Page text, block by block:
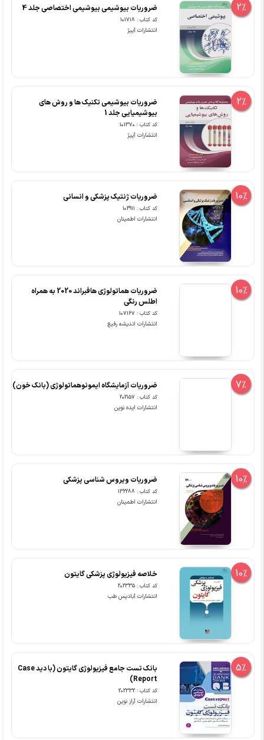
2% ضروریات بیوشیمی بیوشیمی اختصاصی جلد 4
کد کتاب : 101718
انتشارات آییژ
2%
ضروریات بیوشیمی تکنیک ها و روش های
بیوشیمیایی جلد 1
کد کتاب : 101370
انتشارات آییژ
10% ضروریات ژنتیک پزشکی و انسانی
کد کتاب : 102911
انتشارات اطمینان
10%
ضروریات هماتولوژی هافبراند 2020 به همراه
اطلس رنگی
کد کتاب : 107167
انتشارات اندیشه رفیع
7% ضروریات آزمایشگاه ایمونوهماتولوژی (بانک خون)
کد کتاب : 202157
انتشارات ایده نوین
10% ضروریات ویروس شناسی پزشکی
کد کتاب : 132288
انتشارات اطمینان
10% خلاصه فیزیولوژی پزشکی گایتون
کد کتاب : 202335
انتشارات آبادیس طب
5%
بانک تست جامع فیزیولوژی گایتون (با دید Case
Report)
کد کتاب : 202332
انتشارات آراز نوین